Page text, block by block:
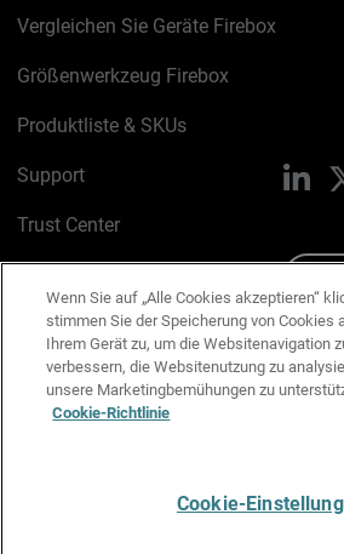
Vergleichen Sie Geräte Firebox
Größenwerkzeug Firebox
Produktliste & SKUs
Support
Trust Center
Cookie-Richtlinie
Datenschutzrichtlinie
Media & Brand Kit
Wenn Sie auf „Alle Cookies akzeptieren“
stimmen Sie der Speicherung von Cookies
Ihrem Gerät zu, um die Websitenavigation
verbessern, die Websitenutzung zu
unsere Marketingbemühungen zu
Cookie-Richtlinie
Cookie-